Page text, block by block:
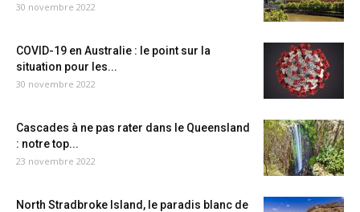
30 novembre 2022
COVID-19 en Australie : le point sur la
situation pour les...
30 novembre 2022
Cascades à ne pas rater dans le Queensland
: notre top...
23 novembre 2022
North Stradbroke Island, le paradis blanc de